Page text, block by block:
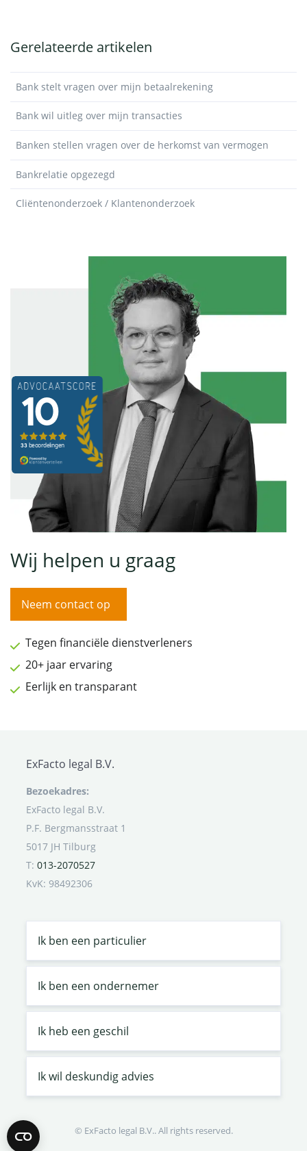
Gerelateerde artikelen
Bank stelt vragen over mijn betaalrekening
Bank wil uitleg over mijn transacties
Banken stellen vragen over de herkomst van vermogen
Bankrelatie opgezegd
Cliëntenonderzoek / Klantenonderzoek
Wij helpen u graag
Neem contact op
Tegen financiële dienstverleners
20+ jaar ervaring
Eerlijk en transparant
ExFacto legal B.V.
Bezoekadres:
ExFacto legal B.V.
P.F. Bergmansstraat 1
5017 JH Tilburg
T: 013-2070527
KvK: 98492306
Ik ben een particulier
Ik ben een ondernemer
Ik heb een geschil
Ik wil deskundig advies
© ExFacto legal B.V.. All rights reserved.